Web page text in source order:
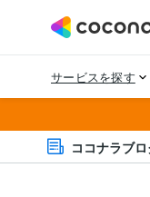
ココナラブ